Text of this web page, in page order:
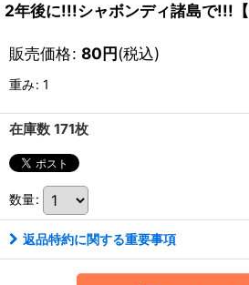
2年後に!!!シャボンディ諸島で!!!
販売価格: 80円(税込)
重み: 1
在庫数 171枚
数量:
返品特約に関する重要事項